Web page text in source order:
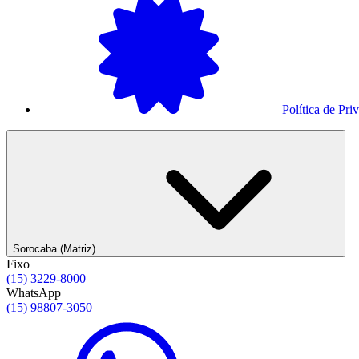
Política de
Sorocaba (Matriz)
Fixo
(15) 3229-8000
WhatsApp
(15) 98807-3050